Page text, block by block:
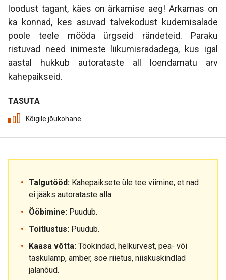
loodust tagant, käes on ärkamise aeg! Ärkamas on
ka konnad, kes asuvad talvekodust kudemisalade
poole teele mööda ürgseid rändeteid. Paraku
ristuvad need inimeste liikumisradadega, kus igal
aastal hukkub autorataste all loendamatu arv
kahepaikseid.
TASUTA
Kõigile jõukohane
Talgutööd: Kahepaiksete üle tee viimine, et nad
ei jääks autorataste alla.
Ööbimine: Puudub.
Toitlustus: Puudub.
Kaasa võtta: Töökindad, helkurvest, pea- või
taskulamp, ämber, soe riietus, niiskuskindlad
jalanõud.